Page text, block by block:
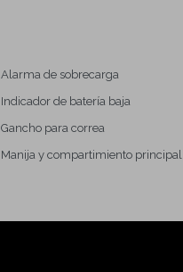
Alarma de sobrecarga
Indicador de batería baja
Gancho para correa
Manija y compartimiento principal